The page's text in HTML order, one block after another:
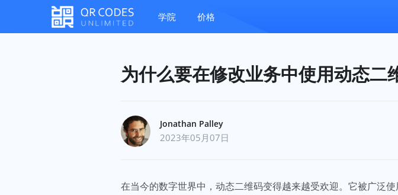
学院 价格
为什么要在修改业务中使用动态二
Jonathan Palley
2023年05月07日
在当今的数字世界中，动态二维码变得越来越受欢迎。它被广泛